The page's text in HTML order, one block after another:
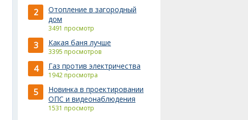
2
Отопление в загородный
дом
3491 просмотр
3 Какая баня лучше
3395 просмотров
4 Газ против электричества
1942 просмотра
5
Новинка в проектировании
ОПС и видеонаблюдения
1531 просмотр